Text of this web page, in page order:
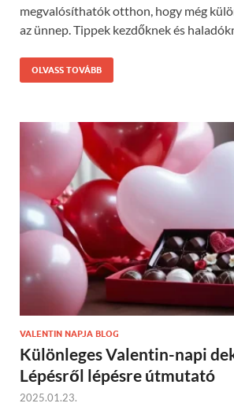
megvalósíthatók otthon, hogy még
az ünnep. Tippek kezdőknek és
OLVASS TOVÁBB
VALENTIN NAPJA BLOG
Különleges Valentin-napi
Lépésről lépésre útmutató
2025.01.23.